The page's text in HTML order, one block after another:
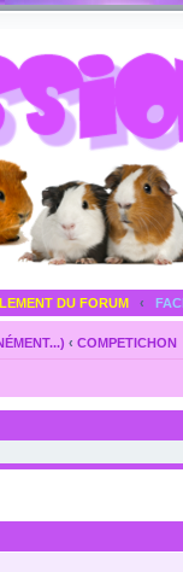
DU FORUM ‹
‹ COMPETICHON